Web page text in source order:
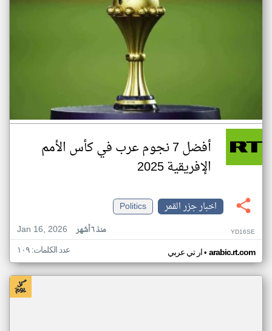
أفضل 7 نجوم عرب في كأس الأمم
الإفريقية 2025
اخبار جزر القمر
Politics
Jan 16, 2026
منذ ٦ أشهر YD16SE
ار تي عربي• arabic.rt.com عدد الكلمات: ١٠٩